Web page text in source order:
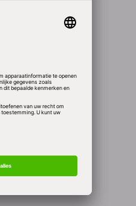
RSA, is
secret'-
naar
in